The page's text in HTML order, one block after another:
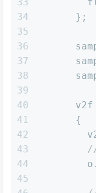
34
35
36
37
38
39
40
41
42
43
44
45
      };
v2f
      {
//
        o.